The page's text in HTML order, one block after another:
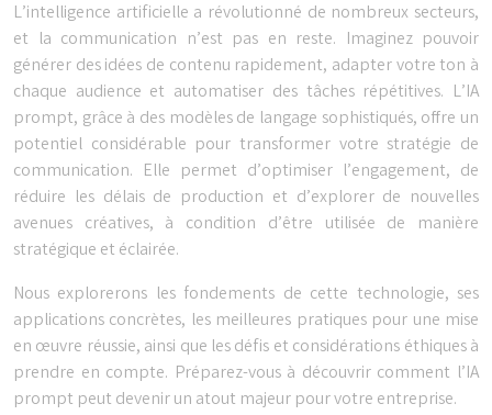
L’intelligence artificielle a révolutionné de nombreux secteurs,
et la communication n’est pas en reste. Imaginez pouvoir
générer des idées de contenu rapidement, adapter votre ton à
chaque audience et automatiser des tâches répétitives. L’IA
prompt, grâce à des modèles de langage sophistiqués, offre un
potentiel considérable pour transformer votre stratégie de
communication. Elle permet d’optimiser l’engagement, de
réduire les délais de production et d’explorer de nouvelles
avenues créatives, à condition d’être utilisée de manière
stratégique et éclairée.
Nous explorerons les fondements de cette technologie, ses
applications concrètes, les meilleures pratiques pour une mise
en œuvre réussie, ainsi que les défis et considérations éthiques à
prendre en compte. Préparez-vous à découvrir comment l’IA
prompt peut devenir un atout majeur pour votre entreprise.